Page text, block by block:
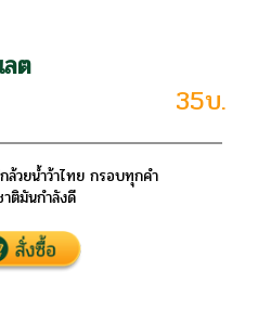
ต
35บ.
วยน้ำว้าไทย กรอบทุกคำ
าติมันกำลังดี